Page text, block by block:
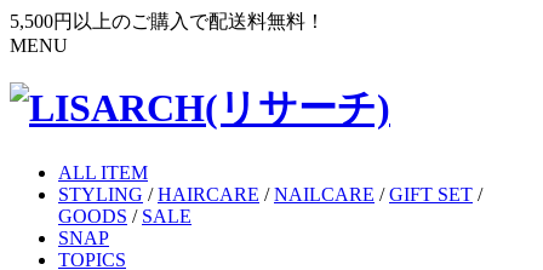
5,500円以上のご購入で配送料無料！
MENU
ALL ITEM
STYLING /HAIRCARE /NAILCARE /GIFT SET /
GOODS / SALE
SNAP
TOPICS